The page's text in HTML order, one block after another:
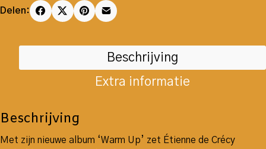
Delen:
Beschrijving
Extra informatie
Beschrijving
Met zijn nieuwe album ‘Warm Up’ zet Étienne de Crécy